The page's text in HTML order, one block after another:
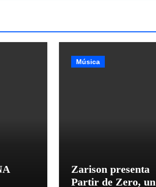
Música
Zarison presenta
Partir de Zero, un